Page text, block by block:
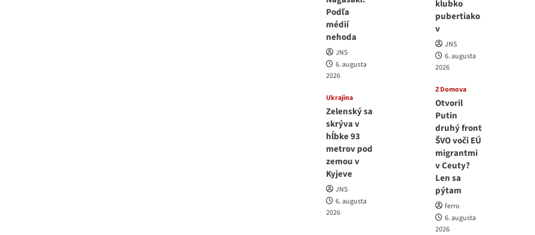
Podľa
médií
nehoda
JNS
6. augusta
2026
Ukrajina
Zelenský sa
skrýva v
hĺbke 93
metrov pod
zemou v
Kyjeve
JNS
6. augusta
2026
klubko
pubertiako
v
JNS
6. augusta
2026
Z Domova
Otvoril
Putin
druhý front
ŠVO voči EÚ
migrantmi
v Ceuty?
Len sa
pýtam
ferro
6. augusta
2026